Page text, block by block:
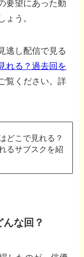
要望にあった動
ょう。
逃し配信で見る
れる？過去回を
覧ください。詳
どこで見れる？
るサブスクを紹
な回？